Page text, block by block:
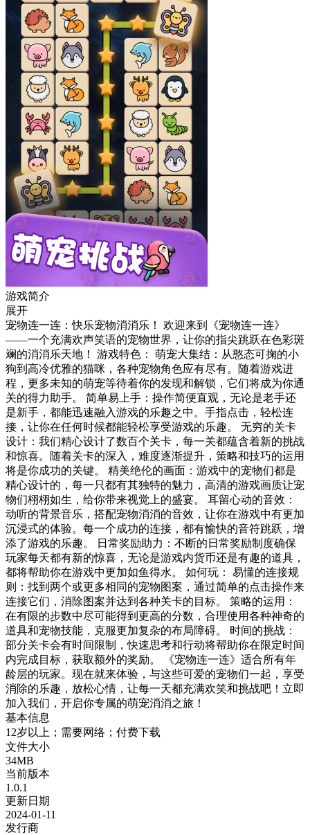
游戏简介
展开
宠物连一连：快乐宠物消消乐！ 欢迎来到《宠物连一连》
——一个充满欢声笑语的宠物世界，让你的指尖跳跃在色彩斑
斓的消消乐天地！ 游戏特色： 萌宠大集结：从憨态可掬的小
狗到高冷优雅的猫咪，各种宠物角色应有尽有。随着游戏进
程，更多未知的萌宠等待着你的发现和解锁，它们将成为你通
关的得力助手。 简单易上手：操作简便直观，无论是老手还
是新手，都能迅速融入游戏的乐趣之中。手指点击，轻松连
接，让你在任何时候都能轻松享受游戏的乐趣。 无穷的关卡
设计：我们精心设计了数百个关卡，每一关都蕴含着新的挑战
和惊喜。随着关卡的深入，难度逐渐提升，策略和技巧的运用
将是你成功的关键。 精美绝伦的画面：游戏中的宠物们都是
精心设计的，每一只都有其独特的魅力，高清的游戏画质让宠
物们栩栩如生，给你带来视觉上的盛宴。 耳留心动的音效：
动听的背景音乐，搭配宠物消消的音效，让你在游戏中有更加
沉浸式的体验。每一个成功的连接，都有愉快的音符跳跃，增
添了游戏的乐趣。 日常奖励助力：不断的日常奖励制度确保
玩家每天都有新的惊喜，无论是游戏内货币还是有趣的道具，
都将帮助你在游戏中更加如鱼得水。 如何玩： 易懂的连接规
则：找到两个或更多相同的宠物图案，通过简单的点击操作来
连接它们，消除图案并达到各种关卡的目标。 策略的运用：
在有限的步数中尽可能得到更高的分数，合理使用各种神奇的
道具和宠物技能，克服更加复杂的布局障碍。 时间的挑战：
部分关卡会有时间限制，快速思考和行动将帮助你在限定时间
内完成目标，获取额外的奖励。 《宠物连一连》适合所有年
龄层的玩家。现在就来体验，与这些可爱的宠物们一起，享受
消除的乐趣，放松心情，让每一天都充满欢笑和挑战吧！立即
加入我们，开启你专属的萌宠消消之旅！
基本信息
12岁以上；需要网络；付费下载
文件大小
34MB
当前版本
1.0.1
更新日期
2024-01-11
发行商